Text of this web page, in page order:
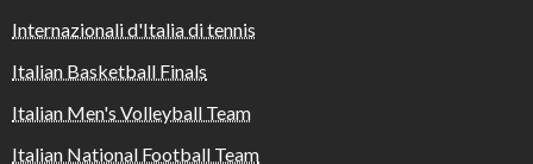
Internazionali d'Italia di tennis
Italian Basketball Finals
Italian Men's Volleyball Team
Italian National Football Team